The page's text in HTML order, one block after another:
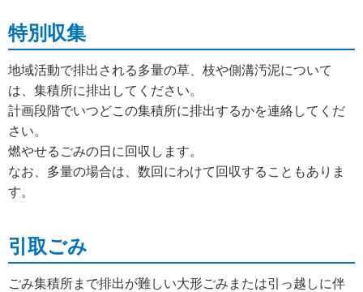
特別収集
地域活動で排出される多量の草、枝や側溝汚泥について
は、集積所に排出してください。
計画段階でいつどこの集積所に排出するかを連絡してくだ
さい。
燃やせるごみの日に回収します。
なお、多量の場合は、数回にわけて回収することもありま
す。
引取ごみ
ごみ集積所まで排出が難しい大形ごみまたは引っ越しに伴